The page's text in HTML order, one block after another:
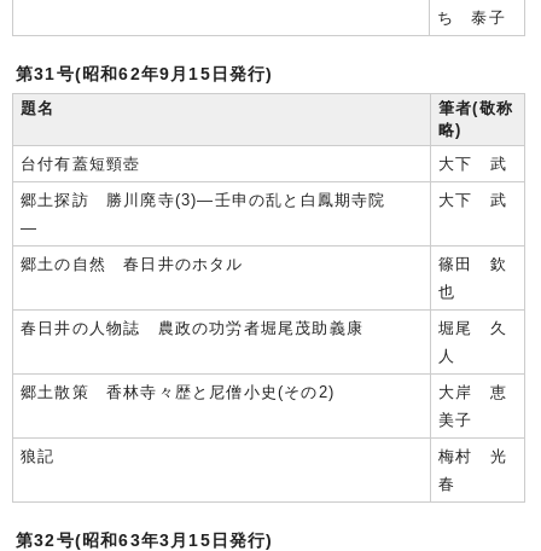
ち 泰子
第31号(昭和62年9月15日発行)
題名
筆者(敬称
略)
台付有蓋短頸壺
大下 武
郷土探訪 勝川廃寺(3)―壬申の乱と白鳳期寺院
―
大下 武
郷土の自然 春日井のホタル
篠田 欽
也
春日井の人物誌 農政の功労者堀尾茂助義康
堀尾 久
人
郷土散策 香林寺々歴と尼僧小史(その2)
大岸 恵
美子
狼記
梅村 光
春
第32号(昭和63年3月15日発行)